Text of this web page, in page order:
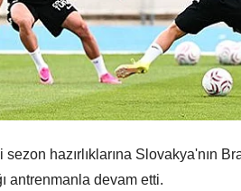
hazırlıklarına Slovakya'nın
antrenmanla devam etti.